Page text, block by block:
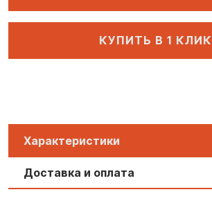
КУПИТЬ В 1 КЛИК
Характеристики
Доставка и оплата